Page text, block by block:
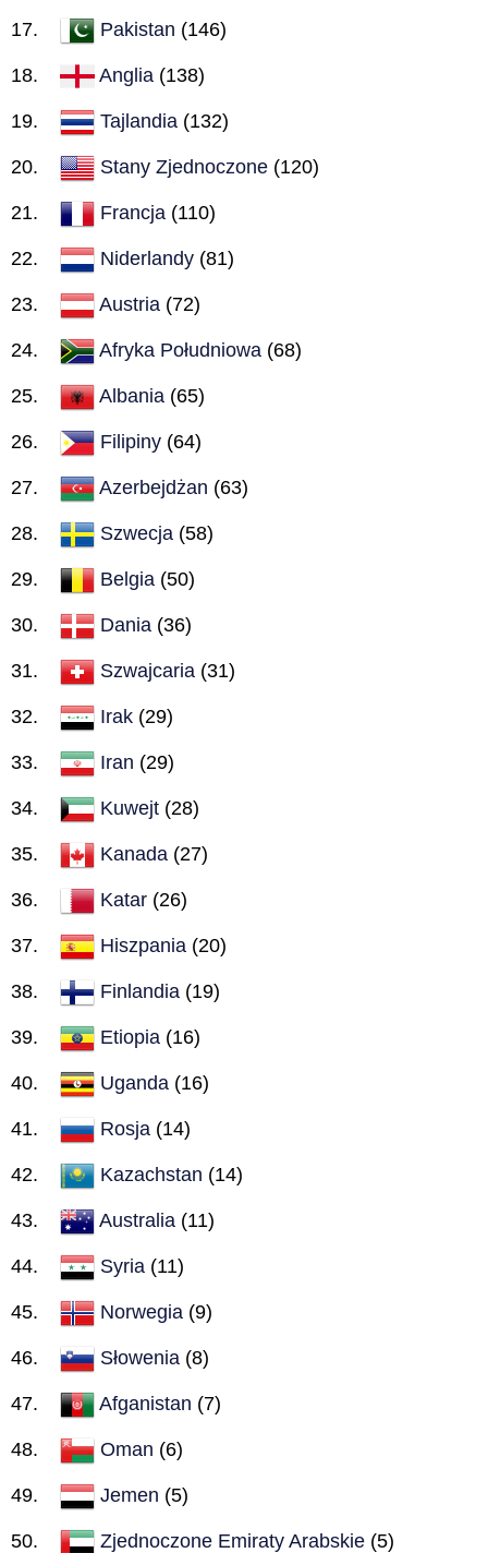
Pakistan (146)
Anglia (138)
Tajlandia (132)
Stany Zjednoczone (120)
Francja (110)
Niderlandy (81)
Austria (72)
Afryka Południowa (68)
Albania (65)
Filipiny (64)
Azerbejdżan (63)
Szwecja (58)
Belgia (50)
Dania (36)
Szwajcaria (31)
Irak (29)
Iran (29)
Kuwejt (28)
Kanada (27)
Katar (26)
Hiszpania (20)
Finlandia (19)
Etiopia (16)
Uganda (16)
Rosja (14)
Kazachstan (14)
Australia (11)
Syria (11)
Norwegia (9)
Słowenia (8)
Afganistan (7)
Oman (6)
Jemen (5)
Zjednoczone Emiraty Arabskie (5)